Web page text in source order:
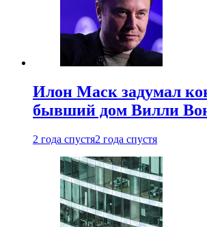
Илон Маск задумал
бывший дом Вилли
2 года спустя2 года спустя